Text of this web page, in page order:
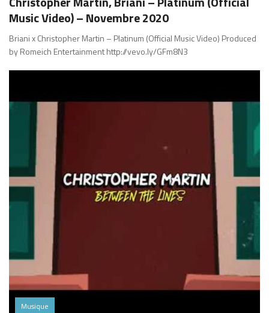
Music Video) – Novembre 2020
Briani x Christopher Martin – Platinum (Official Music Video) Produced
by Romeich Entertainment http://vevo.ly/GFm8N3
Musique